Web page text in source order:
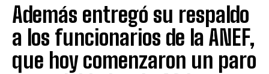
Además entregó su respaldo
a los funcionarios de la ANEF,
que hoy comenzaron un paro